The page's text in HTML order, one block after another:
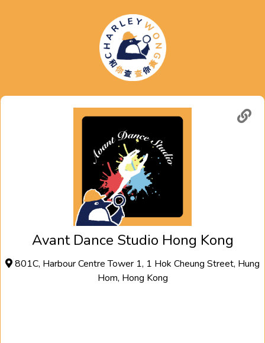
Avant Dance Studio Hong Kong
801C, Harbour Centre Tower 1, 1 Hok Cheung Street, Hung
Hom, Hong Kong